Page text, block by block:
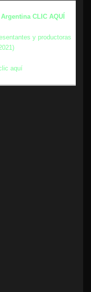
CLIC AQUÍ
y productoras
aquí